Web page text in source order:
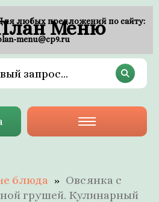
Меню
блюда
Овсянка с
грушей. Кулинарный
любых предложений по сайту:
menu@cp9.ru